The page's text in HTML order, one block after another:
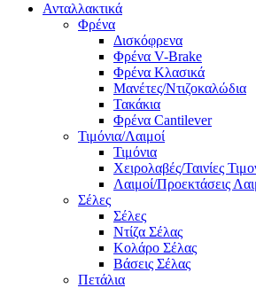
Ανταλλακτικά
Φρένα
Δισκόφρενα
Φρένα V-Brake
Φρένα Κλασικά
Μανέτες/Ντιζοκαλώδια
Τακάκια
Φρένα Cantilever
Τιμόνια/Λαιμοί
Τιμόνια
Χειρολαβές/Ταινίες
Λαιμοί/Προεκτάσεις
Σέλες
Σέλες
Ντίζα Σέλας
Κολάρο Σέλας
Βάσεις Σέλας
Πετάλια